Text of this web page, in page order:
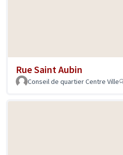
Rue Saint Aubin
Conseil de quartier Centre Ville